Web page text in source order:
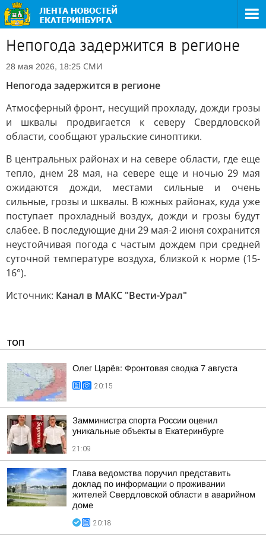
Непогода задержится в регионе
28 мая 2026, 18:25 СМИ
Непогода задержится в регионе
Атмосферный фронт, несущий прохладу, дожди грозы
и шквалы продвигается к северу Свердловской
области, сообщают уральские синоптики.
В центральных районах и на севере области, где еще
тепло, днем 28 мая, на севере еще и ночью 29 мая
ожидаются дожди, местами сильные и очень
сильные, грозы и шквалы. В южных районах, куда уже
поступает прохладный воздух, дожди и грозы будут
слабее. В последующие дни 29 мая-2 июня сохранится
неустойчивая погода с частым дождем при средней
суточной температуре воздуха, близкой к норме (15-
16°).
Источник: Канал в МАКС "Вести-Урал"
ТОП
Олег Царёв: Фронтовая сводка 7 августа
20:15
Замминистра спорта России оценил
уникальные объекты в Екатеринбурге
21:09
Глава ведомства поручил представить
доклад по информации о проживании
жителей Свердловской области в аварийном
доме
20:18